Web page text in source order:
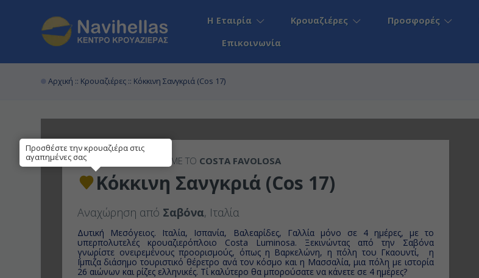
Η Εταιρία Κρουαζιέρες Προσφορές
Επικοινωνία
Αρχική :: Κρουαζιέρες :: Κόκκινη Σανγκριά (Cos 17)
4ΉΜΕΡΗ ΚΡΟΥΑΖΙΕΡΑ ΜΕ ΤΟ COSTA FAVOLOSA
Κόκκινη Σανγκριά (Cos 17)
Αναχώρηση από Σαβόνα, Ιταλία
Δυτική Μεσόγειος. Ιταλία, Ισπανία, Βαλεαρίδες, Γαλλία μόνο σε 4 ημέρες, με το
υπερπολυτελές κρουαζιερόπλοιο Costa Luminosa. Ξεκινώντας από την Σαβόνα
γνωρίστε ονειρεμένους προορισμούς, όπως η Βαρκελώνη, η πόλη του Γκαουντί,
η
΄Ιμπιζα διάσημο τουριστικό θέρετρο ανά τον κόσμο και η Μασσαλία, μια πόλη με ιστορία
26 αιώνων και ρίζες ελληνικές. Τί καλύτερο θα μπορούσατε να κάνετε σε 4 ημέρες?
Προσθέστε την κρουαζιέρα στις
αγαπημένες σας